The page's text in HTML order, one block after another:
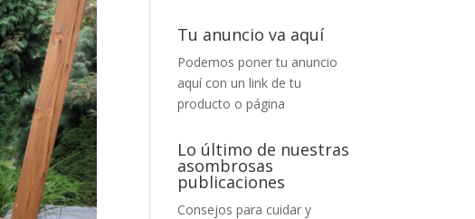
Tu anuncio va aquí
Podemos poner tu anuncio
aquí con un link de tu
producto o página
Lo último de nuestras
asombrosas
publicaciones
Consejos para cuidar y